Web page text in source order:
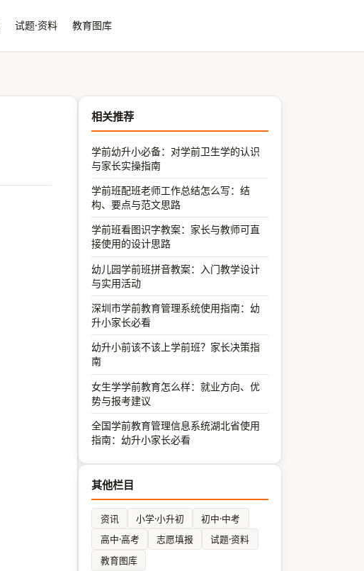
试题·资料 教育图库
相关推荐
学前幼升小必备：对学前卫生学的认识
与家长实操指南
学前班配班老师工作总结怎么写：结
构、要点与范文思路
学前班看图识字教案：家长与教师可直
接使用的设计思路
幼儿园学前班拼音教案：入门教学设计
与实用活动
深圳市学前教育管理系统使用指南：幼
升小家长必看
幼升小前该不该上学前班？家长决策指
南
女生学学前教育怎么样：就业方向、优
势与报考建议
全国学前教育管理信息系统湖北省使用
指南：幼升小家长必看
其他栏目
资讯 小学·小升初
初中·中考
高中·高考
志愿填报
试题·资料
教育图库